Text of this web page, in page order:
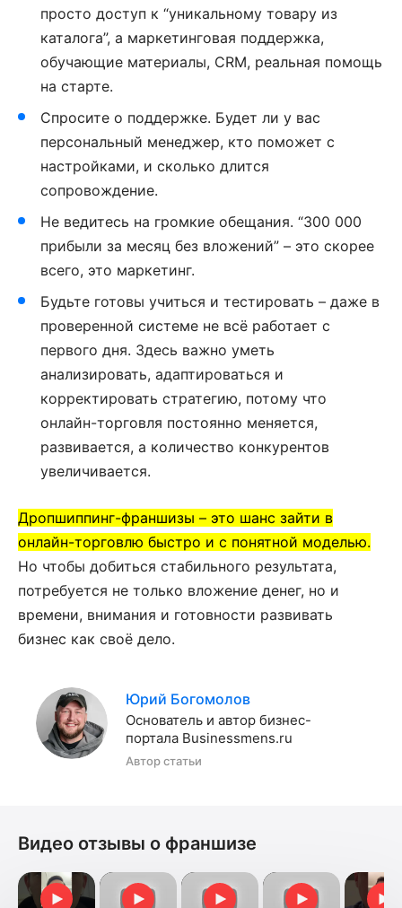
просто доступ к “уникальному товару из
каталога”, а маркетинговая поддержка,
обучающие материалы, CRM, реальная помощь
на старте.
Спросите о поддержке. Будет ли у вас
персональный менеджер, кто поможет с
настройками, и сколько длится
сопровождение.
Не ведитесь на громкие обещания. “300 000
прибыли за месяц без вложений” – это скорее
всего, это маркетинг.
Будьте готовы учиться и тестировать – даже в
проверенной системе не всё работает с
первого дня. Здесь важно уметь
анализировать, адаптироваться и
корректировать стратегию, потому что
онлайн-торговля постоянно меняется,
развивается, а количество конкурентов
увеличивается.
Дропшиппинг-франшизы – это шанс зайти в
онлайн-торговлю быстро и с понятной моделью.
Но чтобы добиться стабильного результата,
потребуется не только вложение денег, но и
времени, внимания и готовности развивать
бизнес как своё дело.
Юрий Богомолов
Основатель и автор бизнес-
портала Businessmens.ru
Автор статьи
Видео отзывы о франшизе